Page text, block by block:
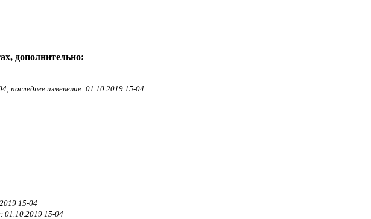
дополнительно:
последнее изменение: 01.10.2019 15-04
15-04
01.10.2019 15-04